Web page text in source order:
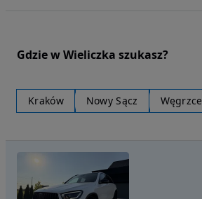
Gdzie w Wieliczka szukasz?
Kraków Nowy Sącz Węgrzce